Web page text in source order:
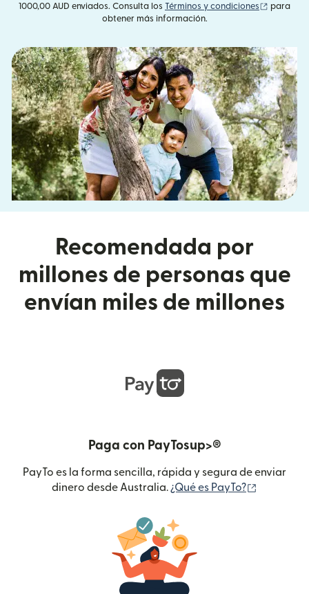
1000,00 AUD enviados. Consulta los Términos y condiciones (se abre
para
obtener más información.
Recomendada por
millones de personas que
envían miles de millones
Paga con PayTosup>®
PayTo es la forma sencilla, rápida y segura de enviar
dinero desde Australia. ¿Qué es PayTo?